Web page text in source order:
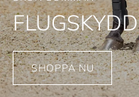
FLUGSKYDD
SHOPPA NU